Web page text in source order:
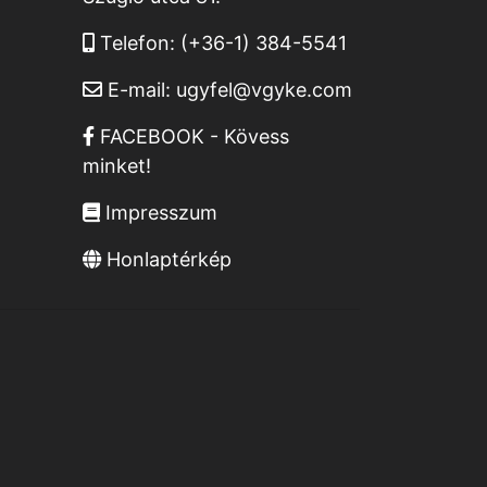
Telefon: (+36-1) 384-5541
E-mail: ugyfel@vgyke.com
FACEBOOK - Kövess
minket!
Impresszum
Honlaptérkép